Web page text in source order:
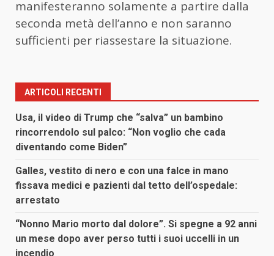
manifesteranno solamente a partire dalla
seconda metà dell’anno e non saranno
sufficienti per riassestare la situazione.
ARTICOLI RECENTI
Usa, il video di Trump che “salva” un bambino
rincorrendolo sul palco: “Non voglio che cada
diventando come Biden”
Galles, vestito di nero e con una falce in mano
fissava medici e pazienti dal tetto dell’ospedale:
arrestato
“Nonno Mario morto dal dolore”. Si spegne a 92 anni
un mese dopo aver perso tutti i suoi uccelli in un
incendio